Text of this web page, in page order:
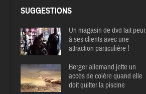
SUGGESTIONS
Un magasin de dvd fait peur
à ses clients avec une
attraction particulière !
Berger allemand jette un
accès de colère quand elle
doit quitter la piscine